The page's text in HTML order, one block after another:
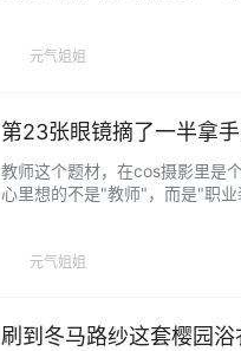
元气姐姐
第23张眼镜摘了一半拿
教师这个题材，在cos摄影里是
心里想的不是"教师"，而是"职
元气姐姐
刷到冬马路纱这套樱园